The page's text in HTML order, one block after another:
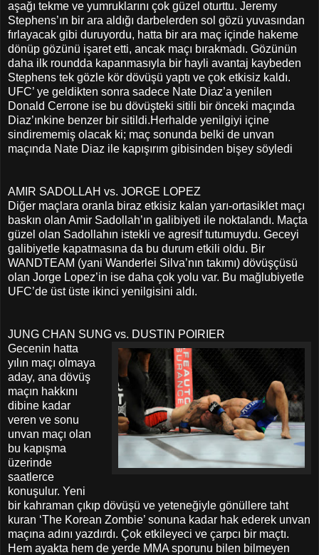
aşağı tekme ve yumruklarını çok güzel oturttu. Jeremy
Stephens’ın bir ara aldığı darbelerden sol gözü yuvasından
fırlayacak gibi duruyordu, hatta bir ara maç içinde hakeme
dönüp gözünü işaret etti, ancak maçı bırakmadı. Gözünün
daha ilk roundda kapanmasıyla bir hayli avantaj kaybeden
Stephens tek gözle kör dövüşü yaptı ve çok etkisiz kaldı.
UFC’ ye geldikten sonra sadece Nate Diaz’a yenilen
Donald Cerrone ise bu dövüşteki sitili bir önceki maçında
Diaz’ınkine benzer bir sitildi.Herhalde yenilgiyi içine
sindirememiş olacak ki; maç sonunda belki de unvan
maçında Nate Diaz ile kapışırım gibisinden bişey söyledi
AMIR SADOLLAH vs. JORGE LOPEZ
Diğer maçlara oranla biraz etkisiz kalan yarı-ortasiklet maçı
baskın olan Amir Sadollah’ın galibiyeti ile noktalandı. Maçta
güzel olan Sadollahın istekli ve agresif tutumuydu. Geceyi
galibiyetle kapatmasına da bu durum etkili oldu. Bir
WANDTEAM (yani Wanderlei Silva’nın takımı) dövüşçüsü
olan Jorge Lopez’in ise daha çok yolu var. Bu mağlubiyetle
UFC’de üst üste ikinci yenilgisini aldı.
JUNG CHAN SUNG vs. DUSTIN POIRIER
Gecenin hatta
yılın maçı olmaya
aday, ana dövüş
maçın hakkını
dibine kadar
veren ve sonu
unvan maçı olan
bu kapışma
üzerinde
saatlerce
konuşulur. Yeni
bir kahraman çıkıp dövüşü ve yeteneğiyle gönüllere taht
kuran ‘The Korean Zombie’ sonuna kadar hak ederek unvan
maçına adını yazdırdı. Çok etkileyeci ve çarpcı bir maçtı.
Hem ayakta hem de yerde MMA sporunu bilen bilmeyen